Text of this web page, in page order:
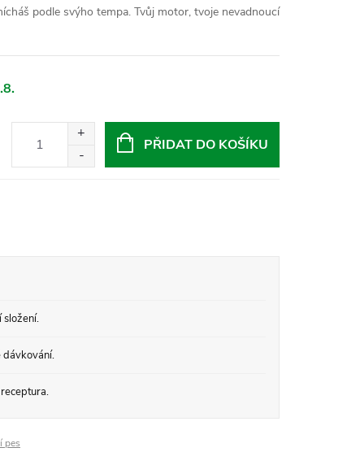
podle svýho tempa. Tvůj motor, tvoje nevadnoucí
PŘIDAT DO KOŠÍKU
složení.
dávkování.
pes